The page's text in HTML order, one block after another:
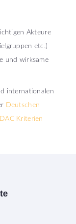
Akteure
etc.)
und wirksame
internationalen
Deutschen
DAC Kriterien